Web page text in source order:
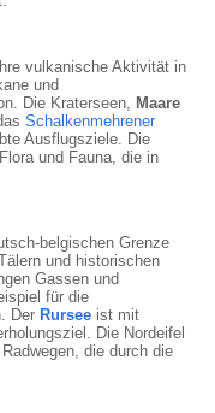
vulkanische Aktivität in
und
Die Kraterseen, Maare
Schalkenmehrener
Ausflugsziele. Die
und Fauna, die in
belgischen Grenze
und historischen
Gassen und
für die
Der Rursee ist mit
Die Nordeifel
die durch die